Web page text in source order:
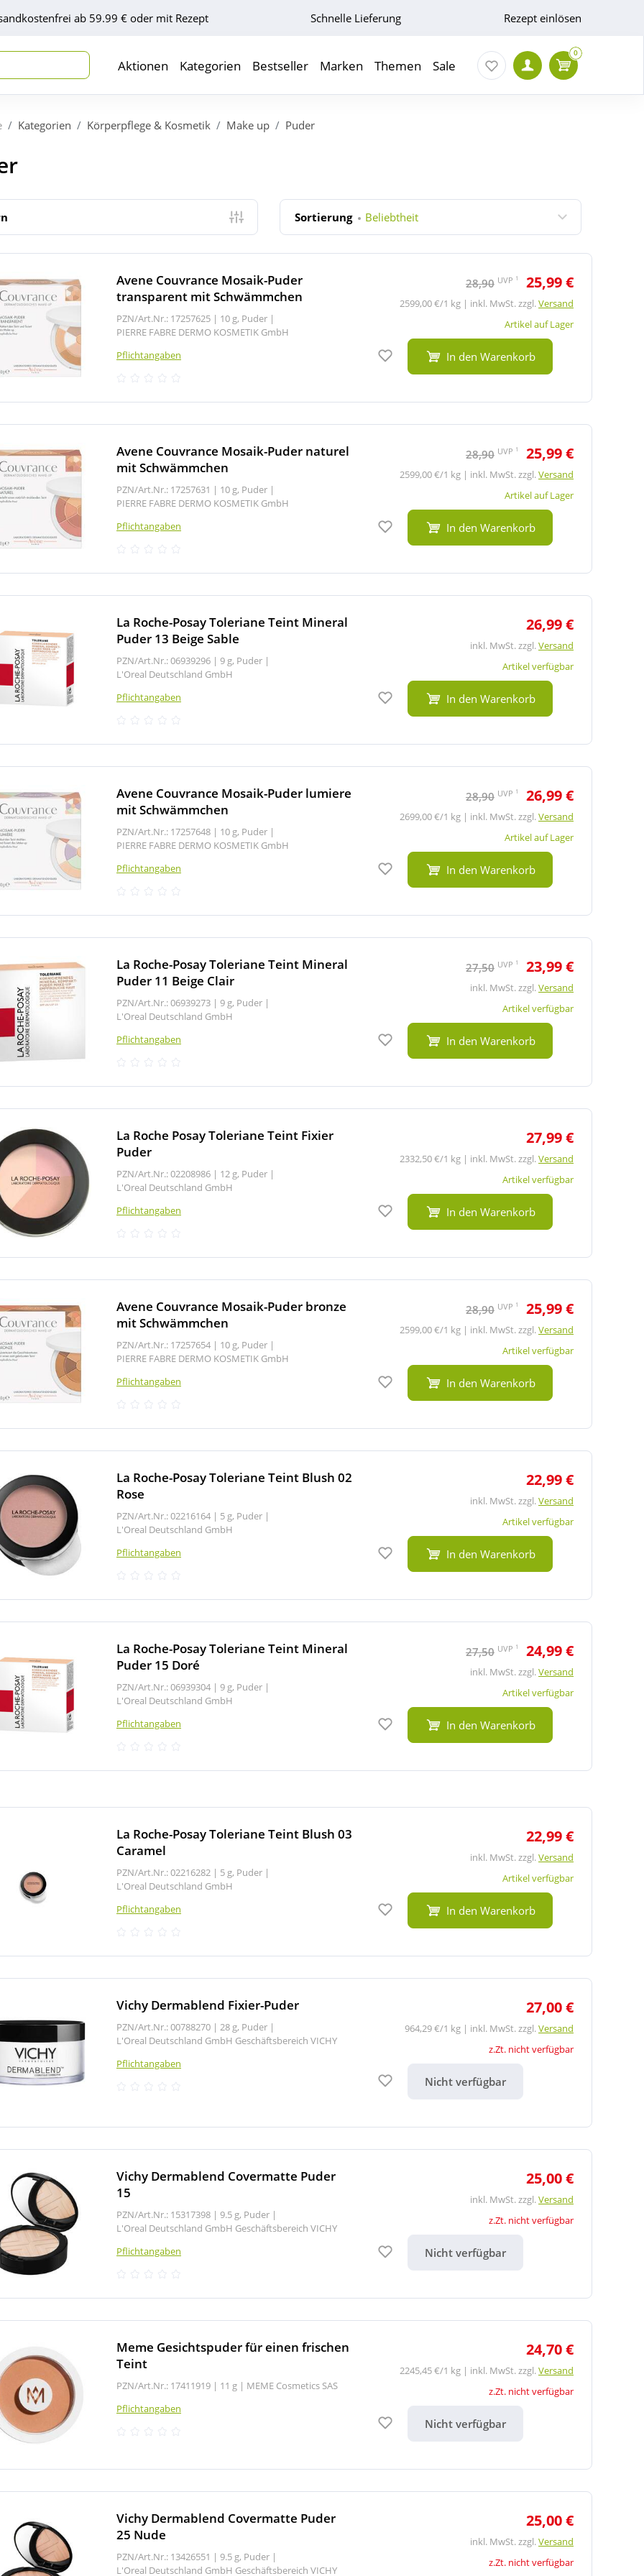
ab 59.99 € oder mit Rezept Schnelle Lieferung Rezept einlösen
Aktionen Kategorien Bestseller Marken Themen Sale
0
Kategorien Körperpflege & Kosmetik Make up Puder
Sortierung Beliebtheit
Avene Couvrance Mosaik-Puder
transparent mit Schwämmchen
PZN/Art.Nr.: 17257625 | 10 g, Puder |
PIERRE FABRE DERMO KOSMETIK GmbH
Pflichtangaben
28,90 UVP 1 25,99 €
2599,00 €/1 kg | inkl. MwSt. zzgl.Versand
Artikel auf Lager
Auf den Merkzettel
In den Warenkorb
Avene Couvrance Mosaik-Puder naturel
mit Schwämmchen
PZN/Art.Nr.: 17257631 | 10 g, Puder |
PIERRE FABRE DERMO KOSMETIK GmbH
Pflichtangaben
28,90 UVP 1 25,99 €
2599,00 €/1 kg | inkl. MwSt. zzgl.Versand
Artikel auf Lager
Auf den Merkzettel
In den Warenkorb
La Roche-Posay Toleriane Teint Mineral
Puder 13 Beige Sable
PZN/Art.Nr.: 06939296 | 9 g, Puder |
L'Oreal Deutschland GmbH
Pflichtangaben
26,99 €
inkl. MwSt. zzgl.Versand
Artikel verfügbar
Auf den Merkzettel
In den Warenkorb
Avene Couvrance Mosaik-Puder lumiere
mit Schwämmchen
PZN/Art.Nr.: 17257648 | 10 g, Puder |
PIERRE FABRE DERMO KOSMETIK GmbH
Pflichtangaben
28,90 UVP 1 26,99 €
2699,00 €/1 kg | inkl. MwSt. zzgl.Versand
Artikel auf Lager
Auf den Merkzettel
In den Warenkorb
La Roche-Posay Toleriane Teint Mineral
Puder 11 Beige Clair
PZN/Art.Nr.: 06939273 | 9 g, Puder |
L'Oreal Deutschland GmbH
Pflichtangaben
27,50 UVP 1 23,99 €
inkl. MwSt. zzgl.Versand
Artikel verfügbar
Auf den Merkzettel
In den Warenkorb
La Roche Posay Toleriane Teint Fixier
Puder
PZN/Art.Nr.: 02208986 | 12 g, Puder |
L'Oreal Deutschland GmbH
Pflichtangaben
27,99 €
2332,50 €/1 kg | inkl. MwSt. zzgl.Versand
Artikel verfügbar
Auf den Merkzettel
In den Warenkorb
Avene Couvrance Mosaik-Puder bronze
mit Schwämmchen
PZN/Art.Nr.: 17257654 | 10 g, Puder |
PIERRE FABRE DERMO KOSMETIK GmbH
Pflichtangaben
28,90 UVP 1 25,99 €
2599,00 €/1 kg | inkl. MwSt. zzgl.Versand
Artikel verfügbar
Auf den Merkzettel
In den Warenkorb
La Roche-Posay Toleriane Teint Blush 02
Rose
PZN/Art.Nr.: 02216164 | 5 g, Puder |
L'Oreal Deutschland GmbH
Pflichtangaben
22,99 €
inkl. MwSt. zzgl.Versand
Artikel verfügbar
Auf den Merkzettel
In den Warenkorb
La Roche-Posay Toleriane Teint Mineral
Puder 15 Doré
PZN/Art.Nr.: 06939304 | 9 g, Puder |
L'Oreal Deutschland GmbH
Pflichtangaben
27,50 UVP 1 24,99 €
inkl. MwSt. zzgl.Versand
Artikel verfügbar
Auf den Merkzettel
In den Warenkorb
La Roche-Posay Toleriane Teint Blush 03
Caramel
PZN/Art.Nr.: 02216282 | 5 g, Puder |
L'Oreal Deutschland GmbH
Pflichtangaben
22,99 €
inkl. MwSt. zzgl.Versand
Artikel verfügbar
Auf den Merkzettel
In den Warenkorb
Vichy Dermablend Fixier-Puder
PZN/Art.Nr.: 00788270 | 28 g, Puder |
L'Oreal Deutschland GmbH Geschäftsbereich VICHY
Pflichtangaben
27,00 €
964,29 €/1 kg | inkl. MwSt. zzgl.Versand
z.Zt. nicht verfügbar
Auf den Merkzettel
Nicht verfügbar
Vichy Dermablend Covermatte Puder
15
PZN/Art.Nr.: 15317398 | 9.5 g, Puder |
L'Oreal Deutschland GmbH Geschäftsbereich VICHY
Pflichtangaben
25,00 €
inkl. MwSt. zzgl.Versand
z.Zt. nicht verfügbar
Auf den Merkzettel
Nicht verfügbar
Meme Gesichtspuder für einen frischen
Teint
PZN/Art.Nr.: 17411919 | 11 g | MEME Cosmetics SAS
Pflichtangaben
24,70 €
2245,45 €/1 kg | inkl. MwSt. zzgl.Versand
z.Zt. nicht verfügbar
Auf den Merkzettel
Nicht verfügbar
Vichy Dermablend Covermatte Puder
25 Nude
PZN/Art.Nr.: 13426551 | 9.5 g, Puder |
L'Oreal Deutschland GmbH Geschäftsbereich VICHY
25,00 €
inkl. MwSt. zzgl.Versand
z.Zt. nicht verfügbar